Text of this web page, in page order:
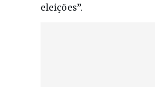
eleições”.